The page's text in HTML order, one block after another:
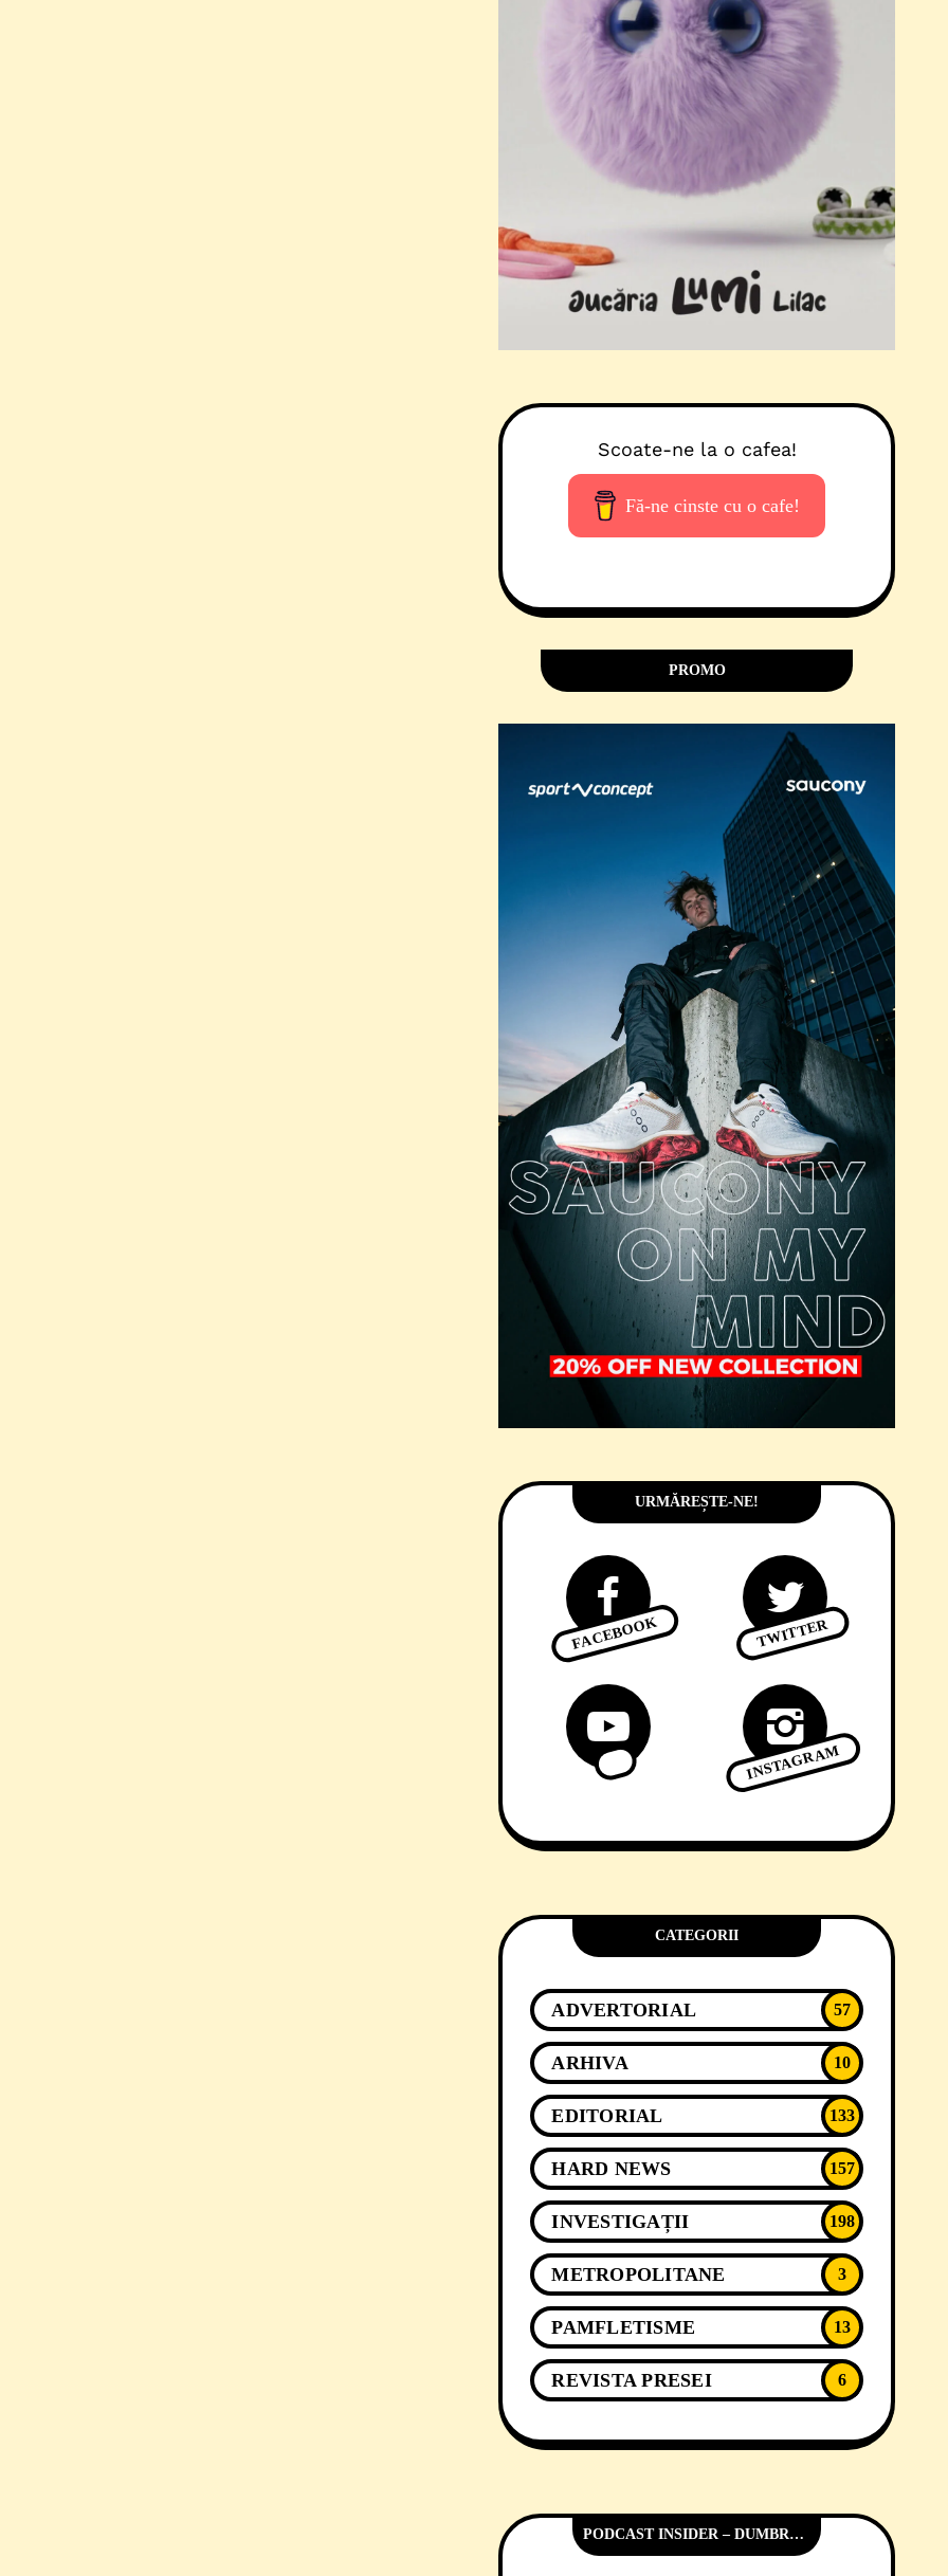
Scoate-ne la o cafea!
Fă-ne cinste cu o cafe!
PROMO
URMĂREȘTE-NE!
FACEBOOK TWITTER
INSTAGRAM
CATEGORII
ADVERTORIAL 57
ARHIVA 10
EDITORIAL 133
HARD NEWS 157
INVESTIGAȚII 198
METROPOLITANE 3
PAMFLETISME 13
REVISTA PRESEI 6
PODCAST INSIDER – DUMBRĂVIȚA